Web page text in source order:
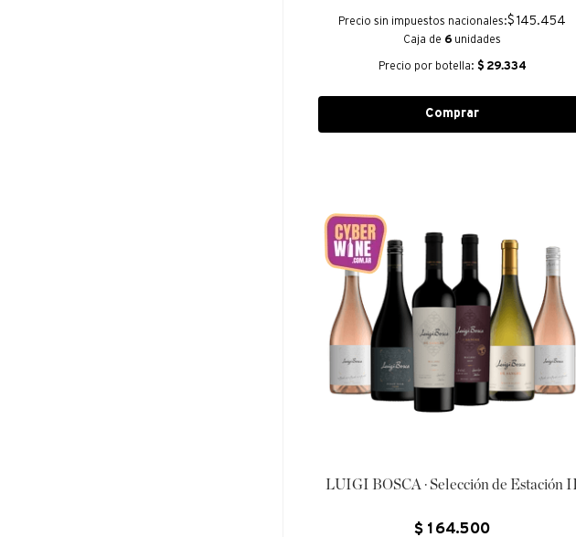
Precio sin impuestos nacionales:$ 145.454
Caja de 6 unidades
Precio por botella:$ 29.334
Comprar
LUIGI BOSCA · Selección de Estación II
$ 164.500